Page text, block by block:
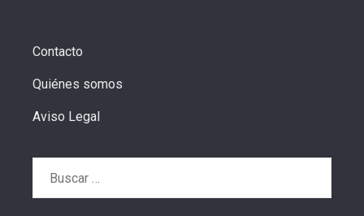
Contacto
Quiénes somos
Aviso Legal